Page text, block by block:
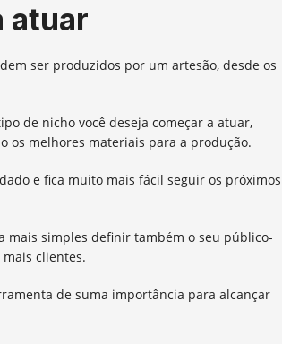
atuar
ser produzidos por um artesão, desde os
de nicho você deseja começar a atuar,
os melhores materiais para a produção.
e fica muito mais fácil seguir os próximos
mais simples definir também o seu público-
clientes.
de suma importância para alcançar